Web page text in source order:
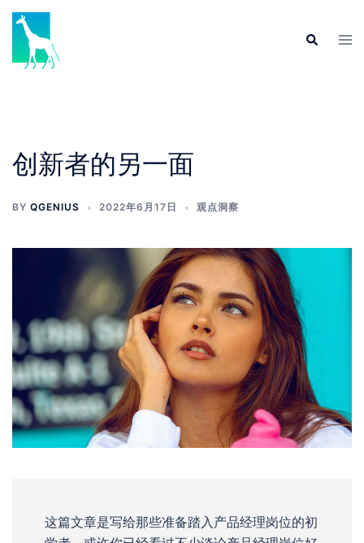
创新者的另一面
BY QGENIUS 2022年6月17日 观点洞察
这篇文章是写给那些准备踏入产品经理岗位的初